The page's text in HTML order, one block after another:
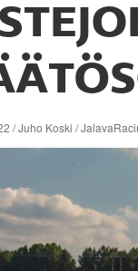
/ Juho Koski /